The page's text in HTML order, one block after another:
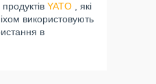
YATO
, які
використовують
в